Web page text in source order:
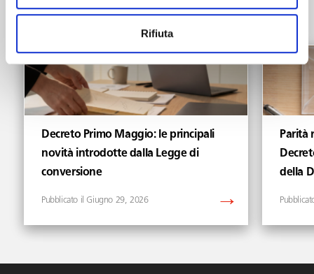
Rifiuta
News
Decreto Primo Maggio: le principali
novità introdotte dalla Legge di
conversione
Giugno 29, 2026
Parità
della